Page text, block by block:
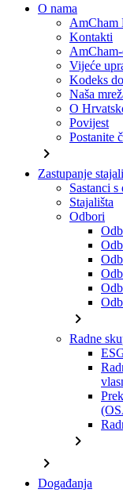
O nama
AmCham
Kontakti
Vijeće
Kodeks
Naša
O
Povijest
Postanite
chevron_right
Zastupanje
Sastanci
Stajališta
Odbori
chevron_right
Radne
chevron_right
chevron_right
Događanja